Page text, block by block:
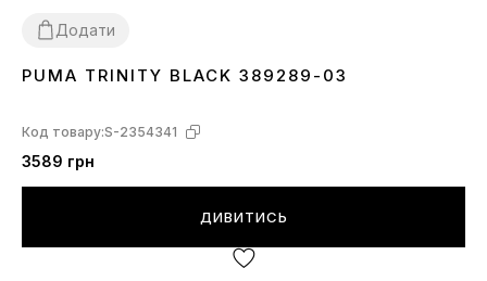
Додати
364242.54444.5
PUMA TRINITY BLACK 389289-03
Код товару:S-2354341
3589 грн
ДИВИТИСЬ